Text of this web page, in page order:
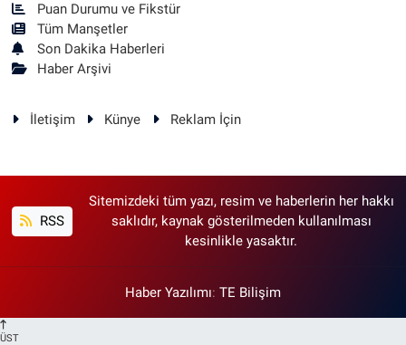
Puan Durumu ve Fikstür
Tüm Manşetler
Son Dakika Haberleri
Haber Arşivi
İletişim Künye Reklam İçin
RSS
Sitemizdeki tüm yazı, resim ve haberlerin her hakkı
saklıdır, kaynak gösterilmeden kullanılması
kesinlikle yasaktır.
Haber Yazılımı: TE Bilişim
ÜST